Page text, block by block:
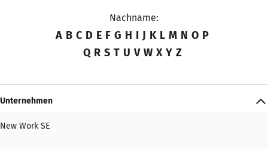
Nachname:
A B C D E F G H I J K L M N O P
Q R S T U V W X Y Z
Unternehmen
New Work SE